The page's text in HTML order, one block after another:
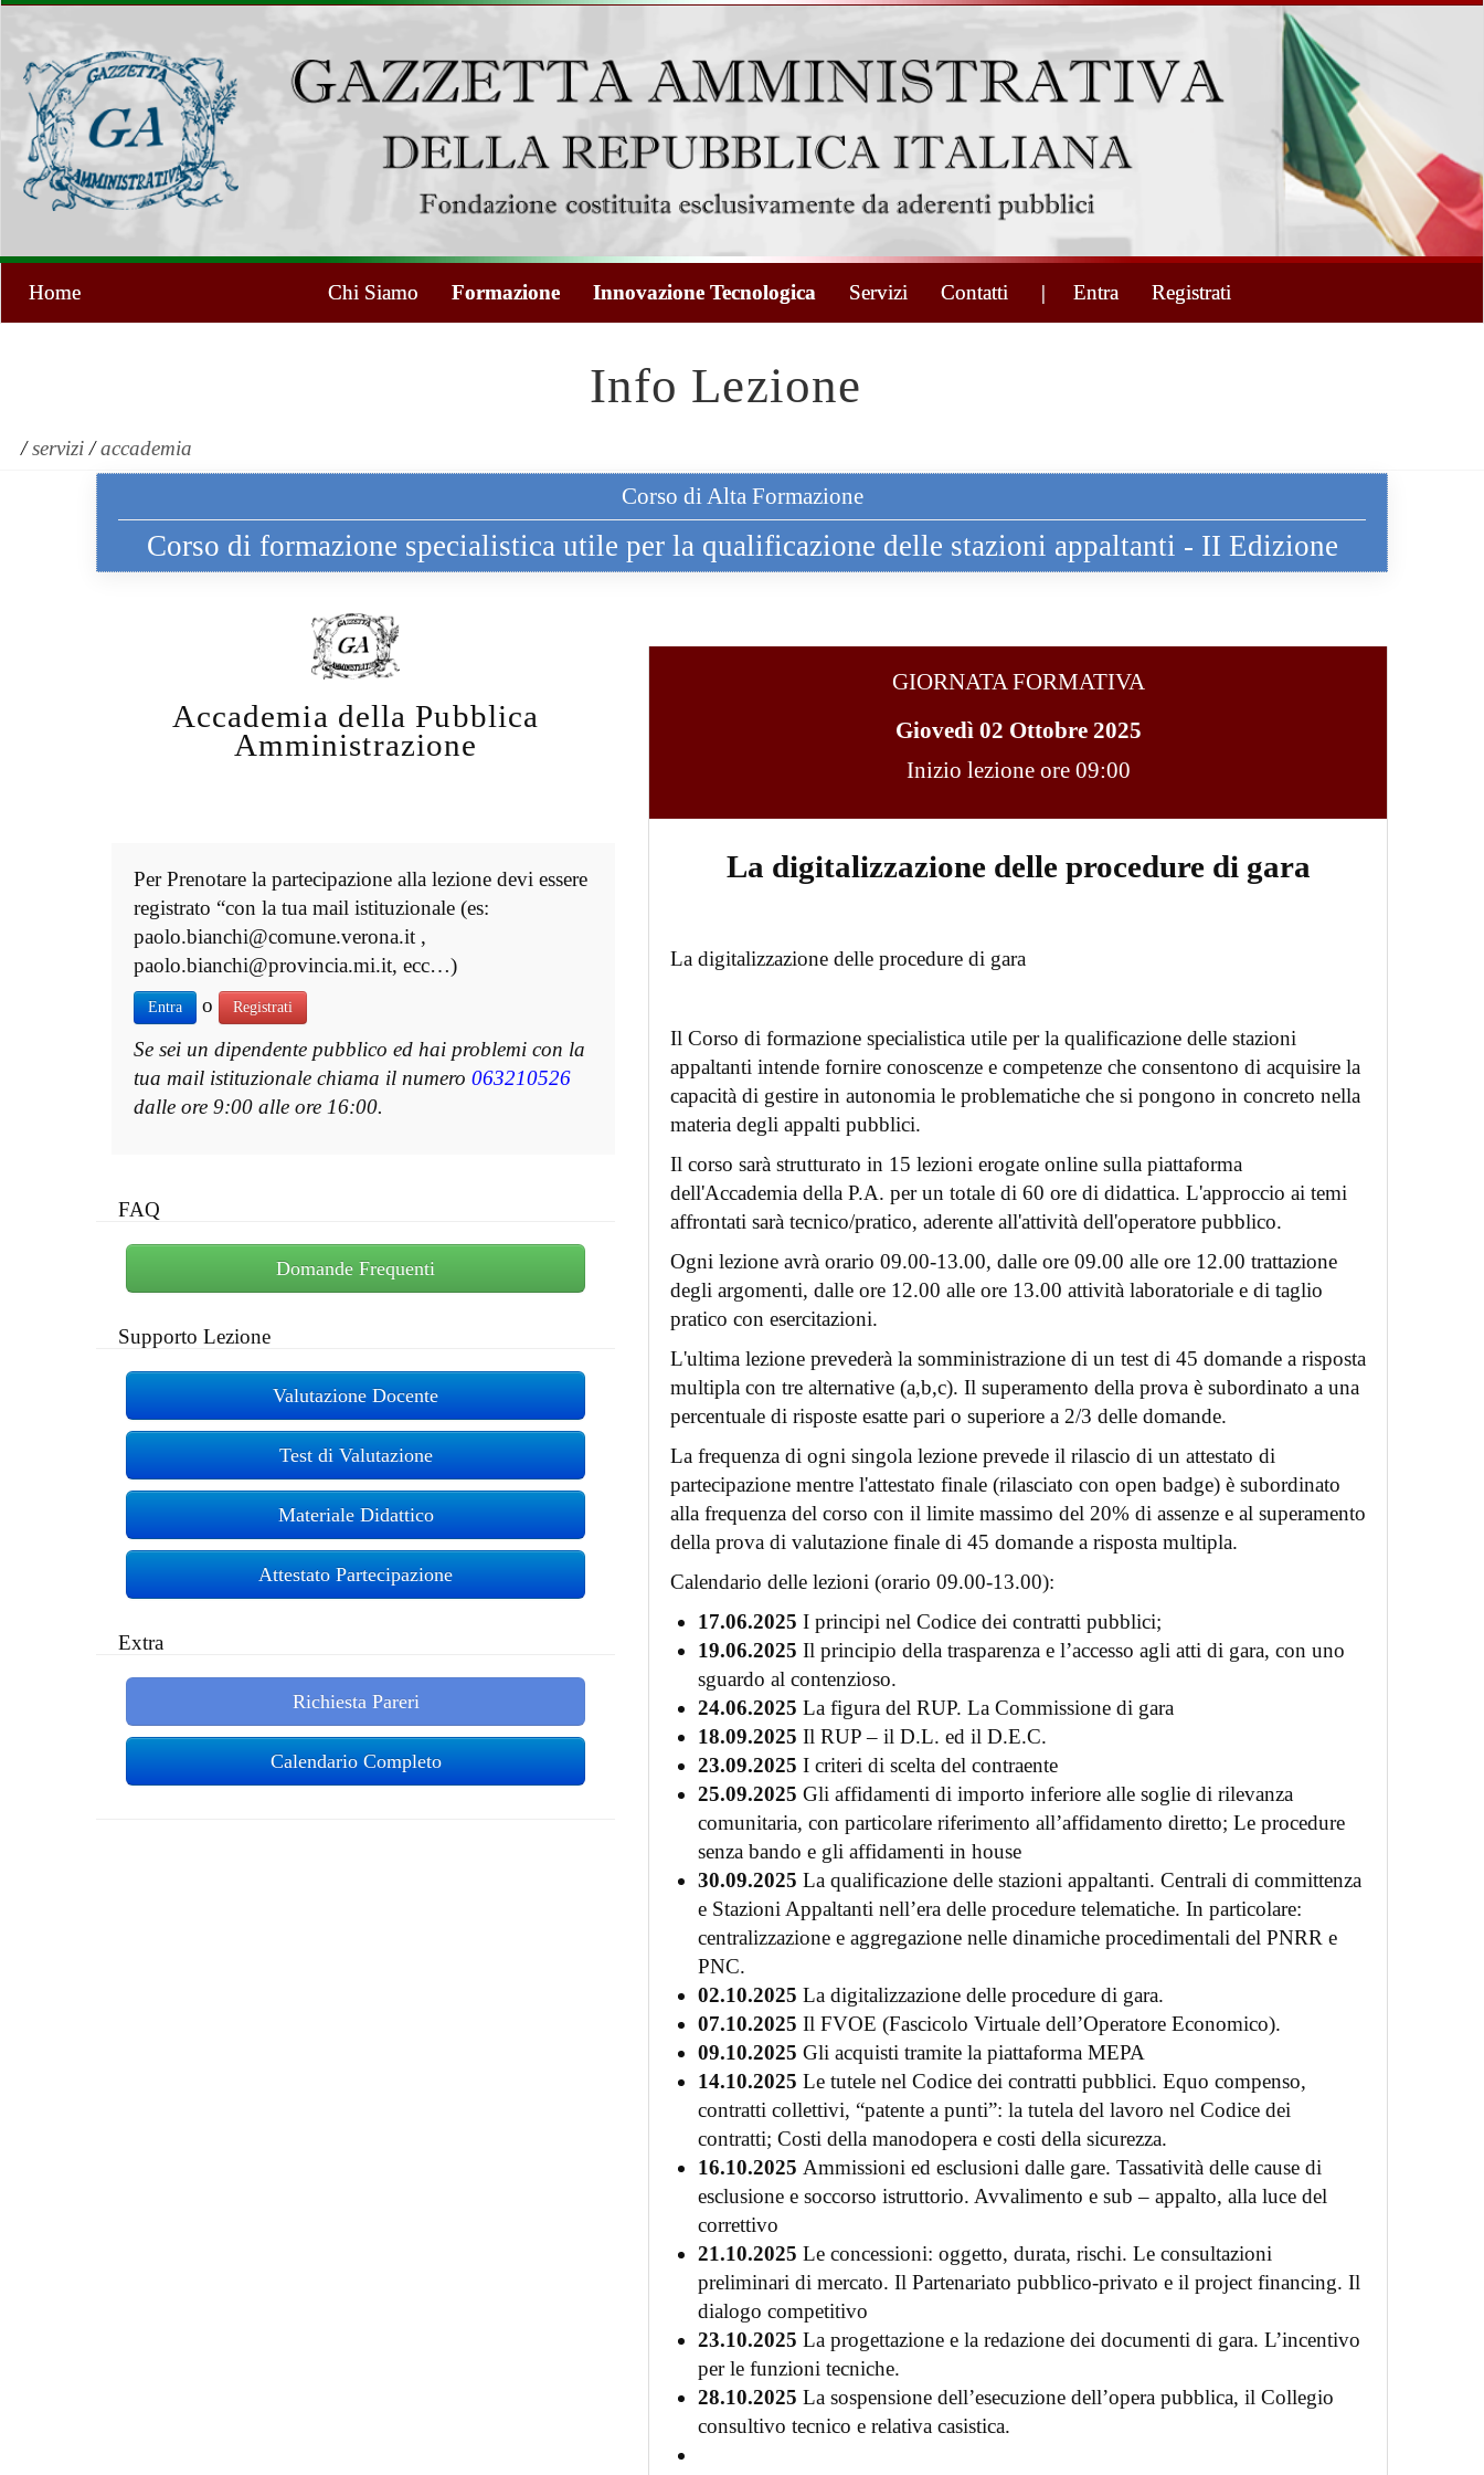
Home Chi Siamo Formazione Innovazione Tecnologica Servizi Contatti | Entra Registrati
Info Lezione
/servizi/accademia
Corso di Alta Formazione
Corso di formazione specialistica utile per la qualificazione delle stazioni appaltanti - II Edizione
Accademia della Pubblica
Amministrazione
Per Prenotare la partecipazione alla lezione devi essere
registrato “con la tua mail istituzionale (es:
paolo.bianchi@comune.verona.it ,
paolo.bianchi@provincia.mi.it, ecc…)
Entra o Registrati
Se sei un dipendente pubblico ed hai problemi con la
tua mail istituzionale chiama il numero 063210526
dalle ore 9:00 alle ore 16:00.
FAQ
Domande Frequenti
Supporto Lezione
Valutazione Docente
Test di Valutazione
Materiale Didattico
Attestato Partecipazione
Extra
Richiesta Pareri
Calendario Completo
GIORNATA FORMATIVA
Giovedì 02 Ottobre 2025
Inizio lezione ore 09:00
La digitalizzazione delle procedure di gara
La digitalizzazione delle procedure di gara
Il Corso di formazione specialistica utile per la qualificazione delle stazioni
appaltanti intende fornire conoscenze e competenze che consentono di acquisire la
capacità di gestire in autonomia le problematiche che si pongono in concreto nella
materia degli appalti pubblici.
Il corso sarà strutturato in 15 lezioni erogate online sulla piattaforma
dell'Accademia della P.A. per un totale di 60 ore di didattica. L'approccio ai temi
affrontati sarà tecnico/pratico, aderente all'attività dell'operatore pubblico.
Ogni lezione avrà orario 09.00-13.00, dalle ore 09.00 alle ore 12.00 trattazione
degli argomenti, dalle ore 12.00 alle ore 13.00 attività laboratoriale e di taglio
pratico con esercitazioni.
L'ultima lezione prevederà la somministrazione di un test di 45 domande a risposta
multipla con tre alternative (a,b,c). Il superamento della prova è subordinato a una
percentuale di risposte esatte pari o superiore a 2/3 delle domande.
La frequenza di ogni singola lezione prevede il rilascio di un attestato di
partecipazione mentre l'attestato finale (rilasciato con open badge) è subordinato
alla frequenza del corso con il limite massimo del 20% di assenze e al superamento
della prova di valutazione finale di 45 domande a risposta multipla.
Calendario delle lezioni (orario 09.00-13.00):
17.06.2025 I principi nel Codice dei contratti pubblici;
19.06.2025 Il principio della trasparenza e l’accesso agli atti di gara, con uno
sguardo al contenzioso.
24.06.2025 La figura del RUP. La Commissione di gara
18.09.2025 Il RUP – il D.L. ed il D.E.C.
23.09.2025 I criteri di scelta del contraente
25.09.2025 Gli affidamenti di importo inferiore alle soglie di rilevanza
comunitaria, con particolare riferimento all’affidamento diretto; Le procedure
senza bando e gli affidamenti in house
30.09.2025 La qualificazione delle stazioni appaltanti. Centrali di committenza
e Stazioni Appaltanti nell’era delle procedure telematiche. In particolare:
centralizzazione e aggregazione nelle dinamiche procedimentali del PNRR e
PNC.
02.10.2025 La digitalizzazione delle procedure di gara.
07.10.2025 Il FVOE (Fascicolo Virtuale dell’Operatore Economico).
09.10.2025 Gli acquisti tramite la piattaforma MEPA
14.10.2025 Le tutele nel Codice dei contratti pubblici. Equo compenso,
contratti collettivi, “patente a punti”: la tutela del lavoro nel Codice dei
contratti; Costi della manodopera e costi della sicurezza.
16.10.2025 Ammissioni ed esclusioni dalle gare. Tassatività delle cause di
esclusione e soccorso istruttorio. Avvalimento e sub – appalto, alla luce del
correttivo
21.10.2025 Le concessioni: oggetto, durata, rischi. Le consultazioni
preliminari di mercato. Il Partenariato pubblico-privato e il project financing. Il
dialogo competitivo
23.10.2025 La progettazione e la redazione dei documenti di gara. L’incentivo
per le funzioni tecniche.
28.10.2025 La sospensione dell’esecuzione dell’opera pubblica, il Collegio
consultivo tecnico e relativa casistica.